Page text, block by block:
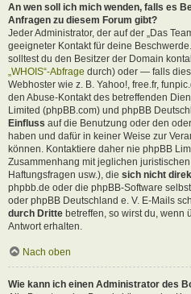
An wen soll ich mich wenden, falls es
Anfragen zu diesem Forum gibt?
Jeder Administrator, der auf der „Das
geeigneter Kontakt für deine
solltest du den Besitzer der Domain
„WHOIS“-Abfrage durch) oder — falls
Webhoster wie z. B. Yahoo!, free.fr,
den Abuse-Kontakt des betreffenden
Limited (phpBB.com) und phpBB
Einfluss auf die Benutzung oder den
haben und dafür in keiner Weise zur
können. Kontaktiere daher nie phpBB
Zusammenhang mit jeglichen
Haftungsfragen usw.), die sich nicht
phpbb.de oder die phpBB-Software
oder phpBB Deutschland e. V. E-Mails
durch Dritte betreffen, so wirst du, wenn
Antwort erhalten.
Nach oben
Wie kann ich einen Administrator des